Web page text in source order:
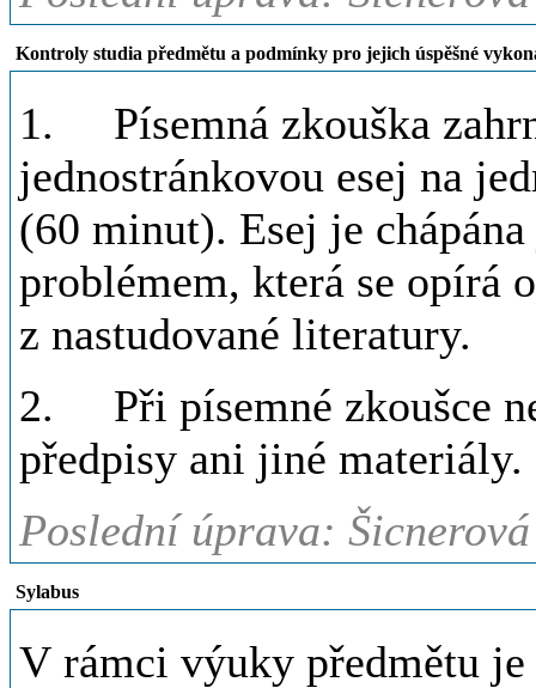
Kontroly studia předmětu a podmínky pro jejich úspěšné
1. Písemná zkouška
jednostránkovou esej na
(60 minut). Esej je
problémem, která se opírá
z nastudované literatury.
2. Při písemné zkoušce
předpisy ani jiné materiály.
Poslední úprava:
Sylabus
V rámci výuky předmětu je